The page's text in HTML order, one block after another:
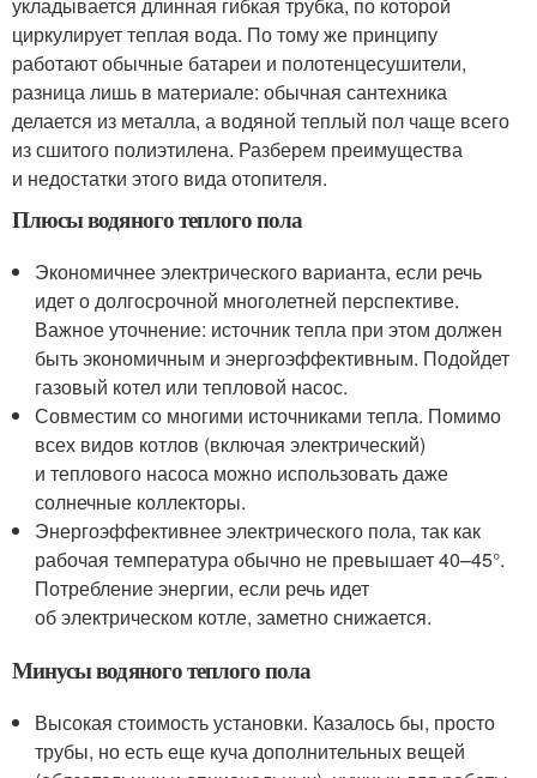
циркулирует теплая вода. По тому же принципу
работают обычные батареи и полотенцесушители,
разница лишь в материале: обычная сантехника
делается из металла, а водяной теплый пол чаще всего
из сшитого полиэтилена. Разберем преимущества
и недостатки этого вида отопителя.
Плюсы водяного теплого пола
Экономичнее электрического варианта, если речь
идет о долгосрочной многолетней перспективе.
Важное уточнение: источник тепла при этом должен
быть экономичным и энергоэффективным. Подойдет
газовый котел или тепловой насос.
Совместим со многими источниками тепла. Помимо
всех видов котлов (включая электрический)
и теплового насоса можно использовать даже
солнечные коллекторы.
Энергоэффективнее электрического пола, так как
рабочая температура обычно не превышает 40–45°.
Потребление энергии, если речь идет
об электрическом котле, заметно снижается.
Минусы водяного теплого пола
Высокая стоимость установки. Казалось бы, просто
трубы, но есть еще куча дополнительных вещей